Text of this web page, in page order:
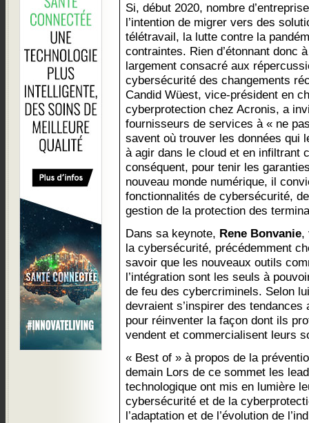
Si, début 2020, nombre
l’intention de migrer vers des
télétravail, la lutte contre la
contraintes. Rien d’étonnant donc
largement consacré aux
cybersécurité des changements
Candid Wüest, vice-président en
cyberprotection chez Acronis, a
fournisseurs de services à « ne
savent où trouver les données qui
à agir dans le cloud et en infiltrant
conséquent, pour tenir les
nouveau monde numérique, il
fonctionnalités de cybersécurité,
gestion de la protection des
Dans sa keynote, Rene Bonvanie,
la cybersécurité, précédemment
savoir que les nouveaux outils
l’intégration sont les seuls à
de feu des cybercriminels. Selon
devraient s’inspirer des
pour réinventer la façon dont ils
vendent et commercialisent leurs
« Best of » à propos de la
demain Lors de ce sommet les
technologique ont mis en lumière
cybersécurité et de la
l’adaptation et de l’évolution de